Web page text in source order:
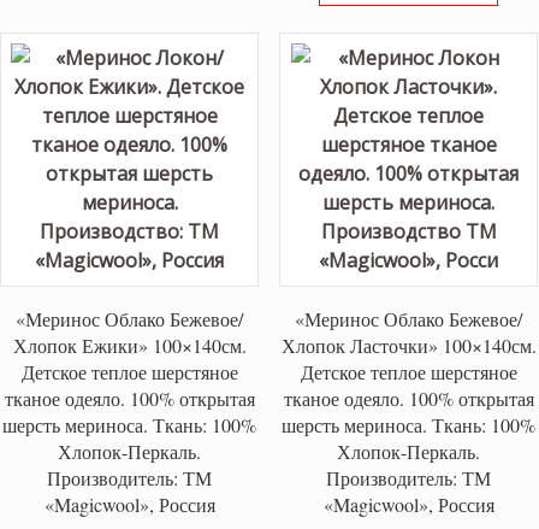
«Меринос Облако Бежевое/
Хлопок Ежики» 100×140см.
Детское теплое шерстяное
тканое одеяло. 100% открытая
шерсть мериноса. Ткань: 100%
Хлопок-Перкаль.
Производитель: ТМ
«Magicwool», Россия
«Меринос Облако Бежевое/
Хлопок Ласточки» 100×140см.
Детское теплое шерстяное
тканое одеяло. 100% открытая
шерсть мериноса. Ткань: 100%
Хлопок-Перкаль.
Производитель: ТМ
«Magicwool», Россия